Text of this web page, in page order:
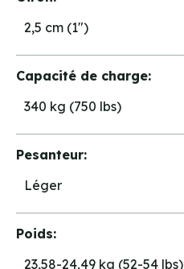
2,5 cm (1")
Capacité de charge:
340 kg (750 lbs)
Pesanteur:
Léger
Poids:
23,58-24,49 kg (52-54 lbs)